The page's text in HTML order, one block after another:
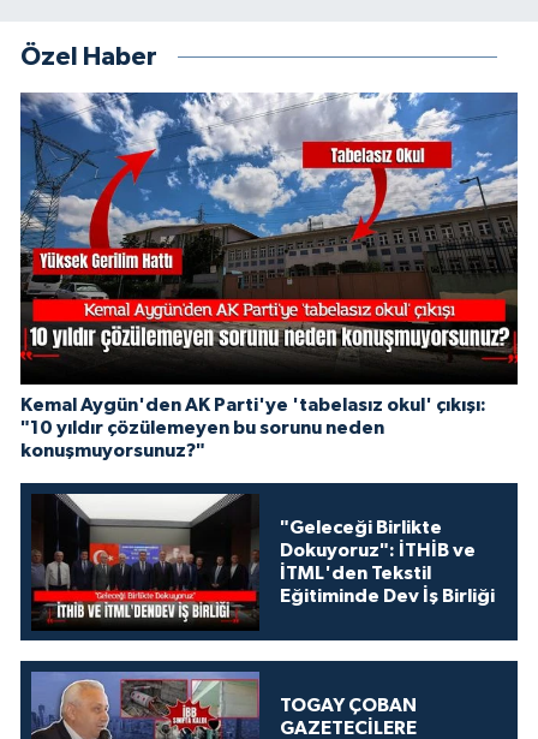
Özel Haber
Kemal Aygün'den AK Parti'ye 'tabelasız okul' çıkışı:
"10 yıldır çözülemeyen bu sorunu neden
konuşmuyorsunuz?"
"Geleceği Birlikte
Dokuyoruz": İTHİB ve
İTML'den Tekstil
Eğitiminde Dev İş Birliği
TOGAY ÇOBAN
GAZETECİLERE